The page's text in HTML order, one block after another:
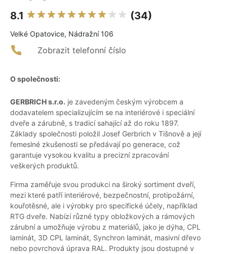
8.1 (34)
Velké Opatovice, Nádražní 106
Zobrazit telefonní číslo
O společnosti:
GERBRICH s.r.o. je zavedeným českým výrobcem a
dodavatelem specializujícím se na interiérové i speciální
dveře a zárubně, s tradicí sahající až do roku 1897.
Základy společnosti položil Josef Gerbrich v Tišnově a její
řemeslné zkušenosti se předávají po generace, což
garantuje vysokou kvalitu a precizní zpracování
veškerých produktů.
Firma zaměřuje svou produkci na široký sortiment dveří,
mezi které patří interiérové, bezpečnostní, protipožární,
kouřotěsné, ale i výrobky pro specifické účely, například
RTG dveře. Nabízí různé typy obložkových a rámových
zárubní a umožňuje výrobu z materiálů, jako je dýha, CPL
laminát, 3D CPL laminát, Synchron laminát, masivní dřevo
nebo povrchová úprava RAL. Produkty jsou dostupné v